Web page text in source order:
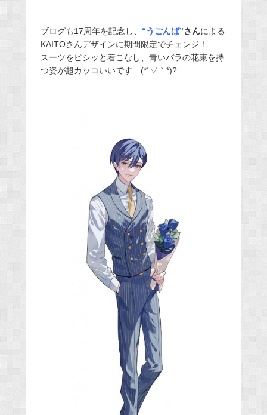
ブログも17周年を記念し、 “うごんば”さんによる
KAITOさんデザインに期間限定でチェンジ！
スーツをピシッと着こなし、青いバラの花束を持
つ姿が超カッコいいです…(*´▽｀*)?